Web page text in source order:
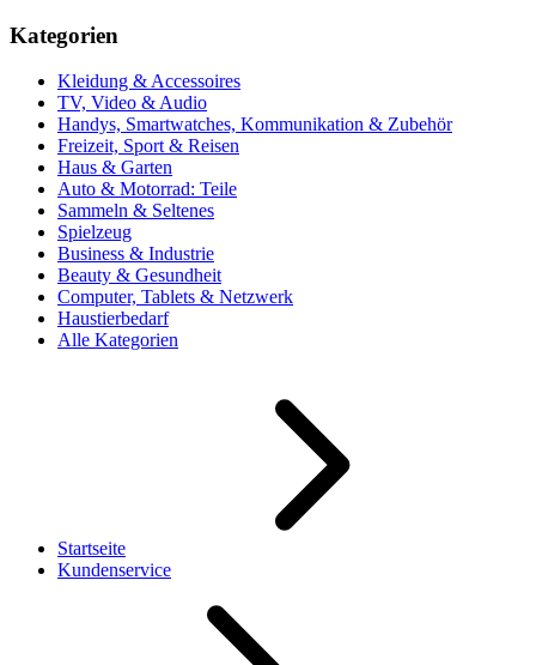
Kategorien
Kleidung & Accessoires
TV, Video & Audio
Handys, Smartwatches, Kommunikation & Zubehör
Freizeit, Sport & Reisen
Haus & Garten
Auto & Motorrad: Teile
Sammeln & Seltenes
Spielzeug
Business & Industrie
Beauty & Gesundheit
Computer, Tablets & Netzwerk
Haustierbedarf
Alle Kategorien
Startseite
Kundenservice